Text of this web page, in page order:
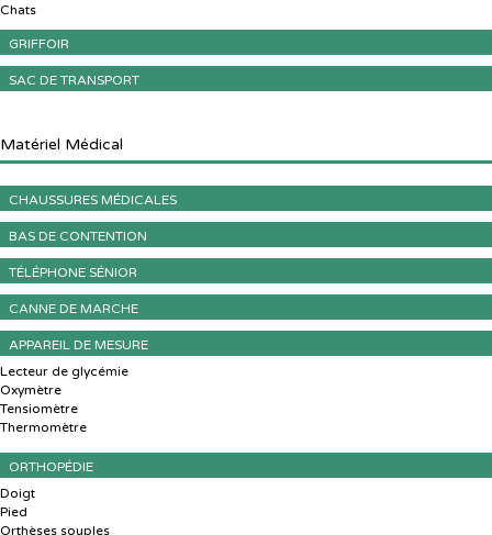
Chats
GRIFFOIR
SAC DE TRANSPORT
Matériel Médical
CHAUSSURES MÉDICALES
BAS DE CONTENTION
TÉLÉPHONE SÉNIOR
CANNE DE MARCHE
APPAREIL DE MESURE
Lecteur de glycémie
Oxymètre
Tensiomètre
Thermomètre
ORTHOPÉDIE
Doigt
Pied
Orthèses souples